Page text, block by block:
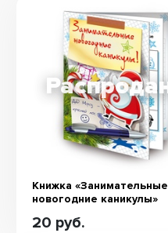
Книжка «Занимательные
новогодние каникулы»
20 руб.